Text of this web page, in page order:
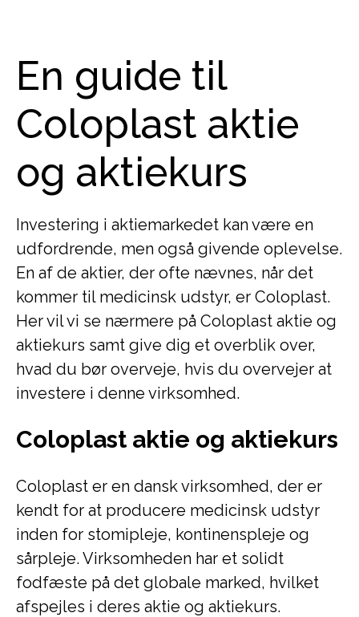
En guide til
Coloplast aktie
og aktiekurs
Investering i aktiemarkedet kan være en
udfordrende, men også givende oplevelse.
En af de aktier, der ofte nævnes, når det
kommer til medicinsk udstyr, er Coloplast.
Her vil vi se nærmere på Coloplast aktie og
aktiekurs samt give dig et overblik over,
hvad du bør overveje, hvis du overvejer at
investere i denne virksomhed.
Coloplast aktie og aktiekurs
Coloplast er en dansk virksomhed, der er
kendt for at producere medicinsk udstyr
inden for stomipleje, kontinenspleje og
sårpleje. Virksomheden har et solidt
fodfæste på det globale marked, hvilket
afspejles i deres aktie og aktiekurs.